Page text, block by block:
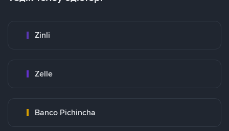
Zinli
Zelle
Banco Pichincha